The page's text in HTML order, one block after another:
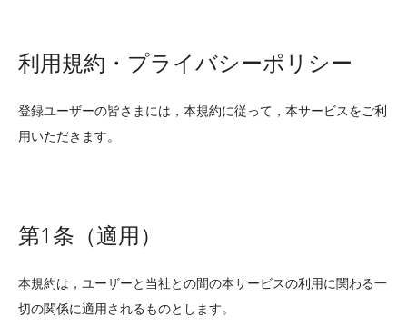
利用規約・プライバシーポリシー
登録ユーザーの皆さまには，本規約に従って，本サービスをご利
用いただきます。
第1条（適用）
本規約は，ユーザーと当社との間の本サービスの利用に関わる一
切の関係に適用されるものとします。